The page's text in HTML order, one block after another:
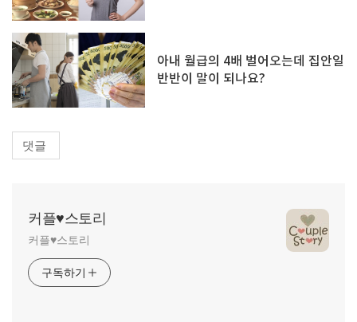
아내 월급의 4배 벌어오는데 집안일
반반이 말이 되나요?
댓글
커플♥스토리
커플♥스토리
구독하기